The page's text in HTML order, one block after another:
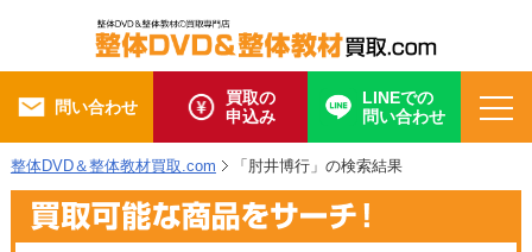
問い合わせ
買取の
申込み
LINEでの
問い合わせ
整体DVD＆整体教材買取.com 「肘井博行」の検索結果